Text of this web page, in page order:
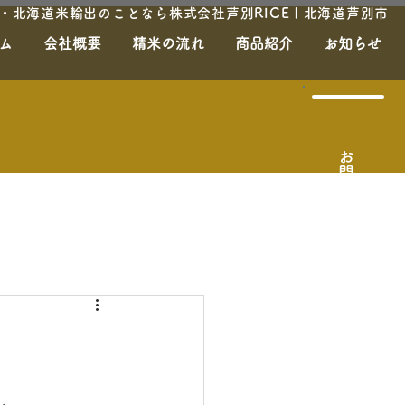
お問合せ
北海道米輸出のことなら株式会社芦別RICE | 北海道芦別市
会社概要 精米の流れ 商品紹介 お知らせ